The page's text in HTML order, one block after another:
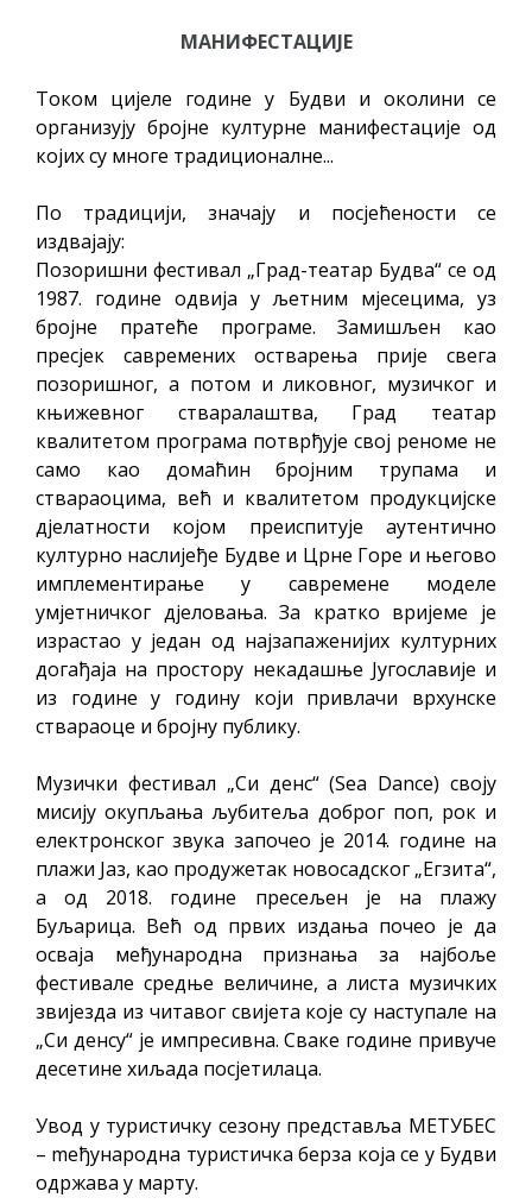
МАНИФЕСТАЦИЈЕ
Током цијеле године у Будви и околини се
организују бројне културне манифестације од
којих су многе традиционалне...
По традицији, значају и посјећености се
издвајају:
Позоришни фестивал „Град-театар Будва“ се од
1987. године одвија у љетним мјесецима, уз
бројне пратеће програме. Замишљен као
пресјек савремених остварења прије свега
позоришног, а потом и ликовног, музичког и
књижевног стваралаштва, Град театар
квалитетом програма потврђује свој реноме не
само као домаћин бројним трупама и
ствараоцима, већ и квалитетом продукцијске
дјелатности којом преиспитује аутентично
културно наслијеђе Будве и Црне Горе и његово
имплементирање у савремене моделе
умјетничког дјеловања. За кратко вријеме је
израстао у један од најзапаженијих културних
догађаја на простору некадашње Југославије и
из године у годину који привлачи врхунске
ствараоце и бројну публику.
Музички фестивал „Си денс“ (Sea Dance) своју
мисију окупљања љубитеља доброг поп, рок и
електронског звука започео je 2014. године на
плажи Јаз, као продужетак новосадског „Егзита“,
а од 2018. године пресељен је на плажу
Буљарица. Већ од првих издања почео је да
осваја међународна признања за најбоље
фестивале средње величине, a листа музичких
звијезда из читавог свијета које су наступале на
„Си денсу“ је импресивна. Сваке године привуче
десетине хиљада посјетилаца.
Увод у туристичку сезону представља МЕТУБЕС
– mеђународна туристичка берза која се у Будви
одржава у марту.